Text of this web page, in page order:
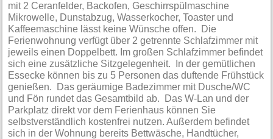
mit 2 Ceranfelder, Backofen, Geschirrspülmaschine
Mikrowelle, Dunstabzug, Wasserkocher, Toaster und
Kaffeemaschine lässt keine Wünsche offen. Die
Ferienwohnung verfügt über 2 getrennte Schlafzimmer mit
jeweils einen Doppelbett. Im großen Schlafzimmer befindet
sich eine zusätzliche Sitzgelegenheit. In der gemütlichen
Essecke können bis zu 5 Personen das duftende Frühstück
genießen. Das geräumige Badezimmer mit Dusche/WC
und Fön rundet das Gesamtbild ab. Das W-Lan und der
Parkplatz direkt vor dem Ferienhaus können Sie
selbstverständlich kostenfrei nutzen. Außerdem befindet
sich in der Wohnung bereits Bettwäsche, Handtücher,